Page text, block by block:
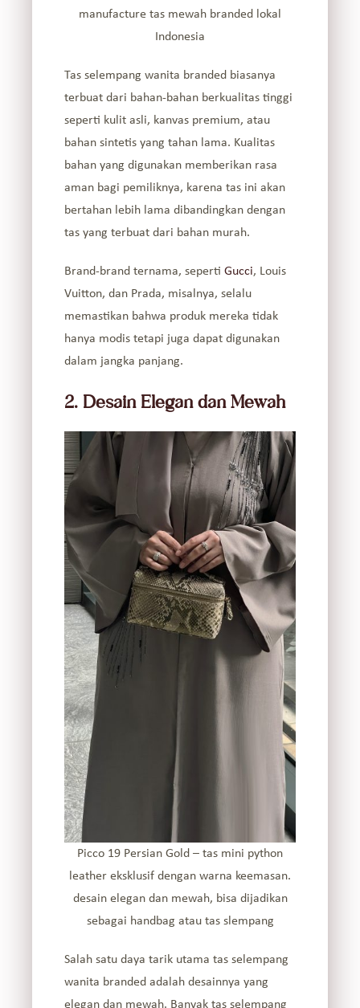
manufacture tas mewah branded lokal
Indonesia
Tas selempang wanita branded biasanya
terbuat dari bahan-bahan berkualitas tinggi
seperti kulit asli, kanvas premium, atau
bahan sintetis yang tahan lama. Kualitas
bahan yang digunakan memberikan rasa
aman bagi pemiliknya, karena tas ini akan
bertahan lebih lama dibandingkan dengan
tas yang terbuat dari bahan murah.
Brand-brand ternama, seperti Gucci, Louis
Vuitton, dan Prada, misalnya, selalu
memastikan bahwa produk mereka tidak
hanya modis tetapi juga dapat digunakan
dalam jangka panjang.
2. Desain Elegan dan Mewah
Picco 19 Persian Gold – tas mini python
leather eksklusif dengan warna keemasan.
desain elegan dan mewah, bisa dijadikan
sebagai handbag atau tas slempang
Salah satu daya tarik utama tas selempang
wanita branded adalah desainnya yang
elegan dan mewah. Banyak tas selempang